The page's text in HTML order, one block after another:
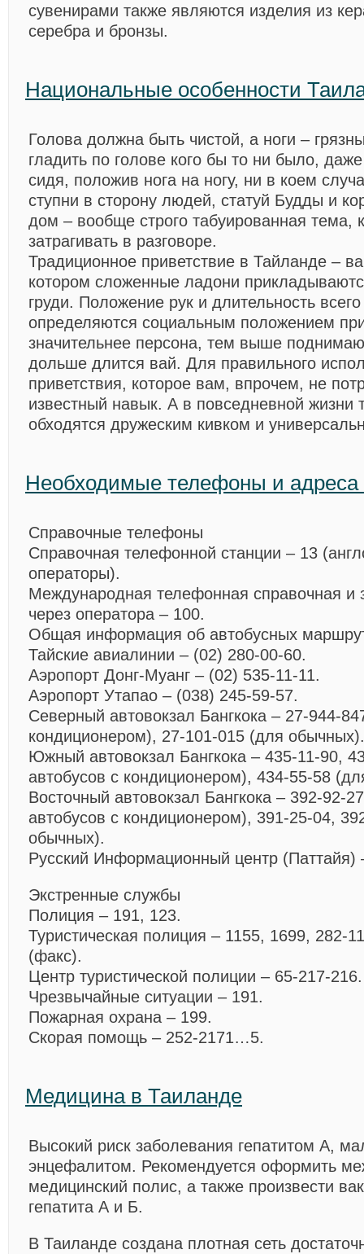
сувенирами также являются изделия из
серебра и бронзы.
Национальные особенности
Голова должна быть чистой, а ноги –
гладить по голове кого бы то ни было,
сидя, положив нога на ногу, ни в коем
ступни в сторону людей, статуй Будды и
дом – вообще строго табуированная тема,
затрагивать в разговоре.
Традиционное приветствие в Тайланде –
котором сложенные ладони
груди. Положение рук и длительность
определяются социальным положением
значительнее персона, тем выше
дольше длится вай. Для правильного
приветствия, которое вам, впрочем, не
известный навык. А в повседневной жизни
обходятся дружеским кивком и
Необходимые телефоны и адреса
Справочные телефоны
Справочная телефонной станции – 13
операторы).
Международная телефонная справочная и
через оператора – 100.
Общая информация об автобусных
Тайские авиалинии – (02) 280-00-60.
Аэропорт Донг-Муанг – (02) 535-11-11.
Аэропорт Утапао – (038) 245-59-57.
Северный автовокзал Бангкока – 27-944-
кондиционером), 27-101-015 (для обычных).
Южный автовокзал Бангкока – 435-11-90,
автобусов с кондиционером), 434-55-58
Восточный автовокзал Бангкока – 392-92-
автобусов с кондиционером), 391-25-04,
обычных).
Русский Информационный центр (Паттайя)
Экстренные службы
Полиция – 191, 123.
Туристическая полиция – 1155, 1699, 282-
(факс).
Центр туристической полиции – 65-217-216.
Чрезвычайные ситуации – 191.
Пожарная охрана – 199.
Скорая помощь – 252-2171…5.
Медицина в Таиланде
Высокий риск заболевания гепатитом А,
энцефалитом. Рекомендуется оформить
медицинский полис, а также произвести
гепатита А и Б.
В Таиланде создана плотная сеть